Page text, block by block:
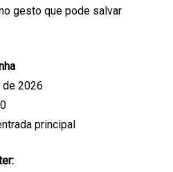
gesto que pode salvar
de 2026
principal